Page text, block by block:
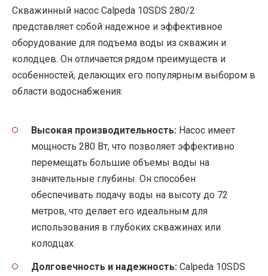
Скважинный насос Calpeda 10SDS 280/2
представляет собой надежное и эффективное
оборудование для подъема воды из скважин и
колодцев. Он отличается рядом преимуществ и
особенностей, делающих его популярным выбором в
области водоснабжения:
Высокая производительность: Насос имеет
мощность 280 Вт, что позволяет эффективно
перемещать большие объемы воды на
значительные глубины. Он способен
обеспечивать подачу воды на высоту до 72
метров, что делает его идеальным для
использования в глубоких скважинах или
колодцах.
Долговечность и надежность: Calpeda 10SDS